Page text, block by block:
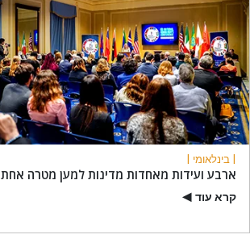
| בינלאומי |
ארבע ועידות מאחדות מדינות למען מטרה אחת
קרא עוד ▶